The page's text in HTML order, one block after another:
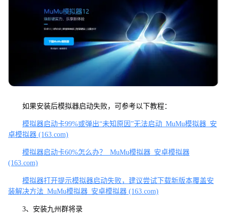
如果安装后模拟器启动失败，可参考以下教程：
模拟器启动卡99%或弹出“未知原因”无法启动_MuMu模拟器_安
卓模拟器 (163.com)
模拟器启动卡60%怎么办？_MuMu模拟器_安卓模拟器
(163.com)
模拟器打开提示模拟器启动失败，建议尝试下载新版本覆盖安
装解决方法_MuMu模拟器_安卓模拟器 (163.com)
3、安装九州群将录